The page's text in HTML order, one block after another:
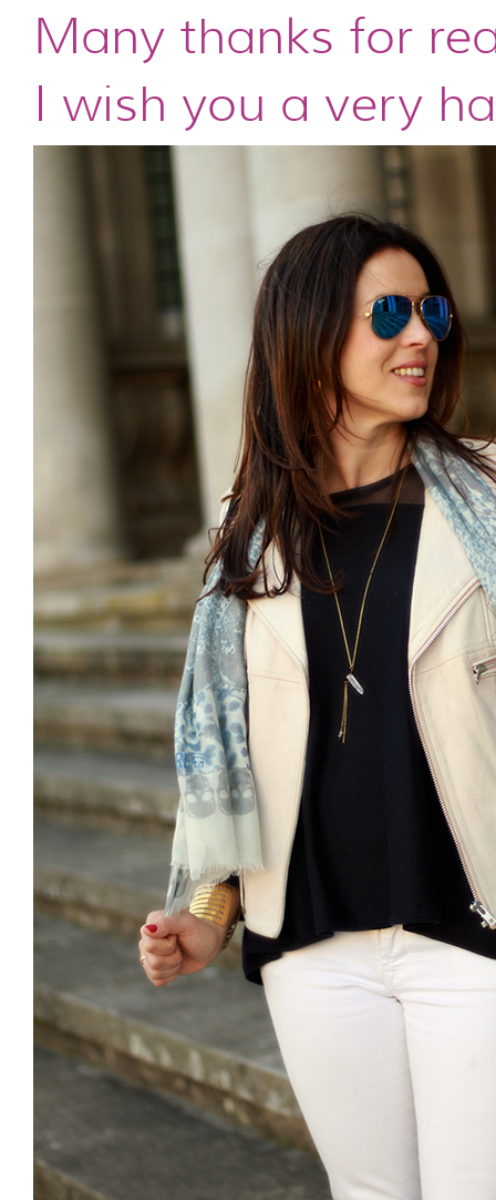
Many thanks for
I wish you a very